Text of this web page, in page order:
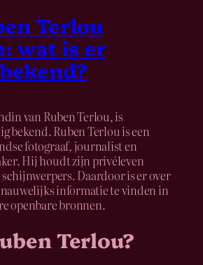
Terlou
wat is er
van Ruben Terlou, is
bekend. Ruben Terlou is een
fotograaf, journalist en
Hij houdt zijn privéleven
Daardoor is er over
informatie te vinden in
openbare bronnen.
Terlou?